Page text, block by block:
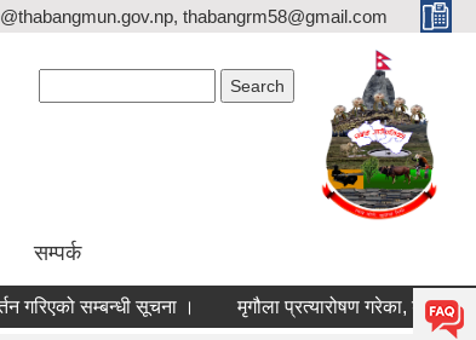
thabangrm58@gmail.com
सम्पर्क
सम्बन्धी सूचना । मृगौला प्रत्यारोषण गरेका, डायलाइसिस